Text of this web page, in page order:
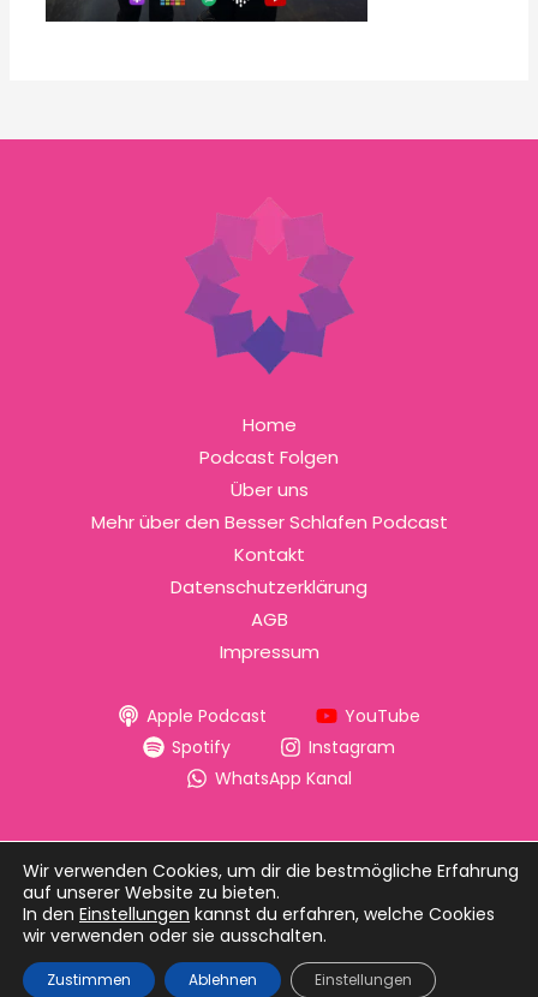
Home
Podcast Folgen
Über uns
Mehr über den Besser Schlafen Podcast
Kontakt
Datenschutzerklärung
AGB
Impressum
Apple Podcast
YouTube
Spotify
Instagram
WhatsApp Kanal
Eva Bovet | Host des Besser Schlafen Podcasts,
Schlafberaterin &Vorbildunternehmerin (BMWK)
Copyright © 2026 Besser Schlafen Podcast
Wir verwenden Cookies, um dir die bestmögliche Erfahrung
auf unserer Website zu bieten.
In den Einstellungen kannst du erfahren, welche Cookies
wir verwenden oder sie ausschalten.
Zustimmen Ablehnen Einstellungen